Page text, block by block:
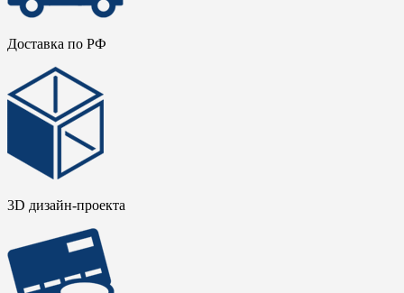
Доставка по РФ
3D дизайн-проекта